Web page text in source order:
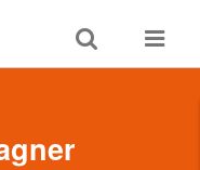
Toggle
search
Toggle